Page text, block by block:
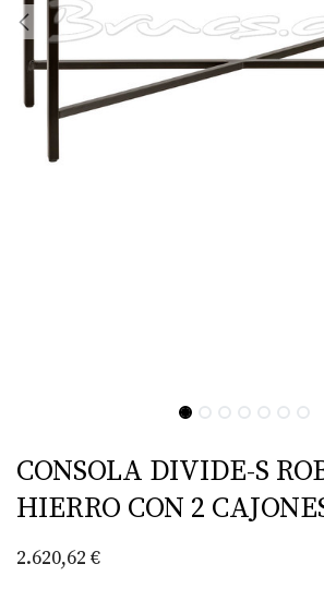
CONSOLA DIVIDE-S
HIERRO CON 2
2.620,62 €